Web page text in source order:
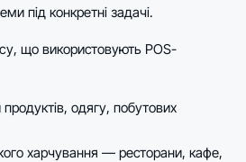
під конкретні задачі.
що використовують POS-
продуктів, одягу, побутових
харчування — ресторани, кафе,